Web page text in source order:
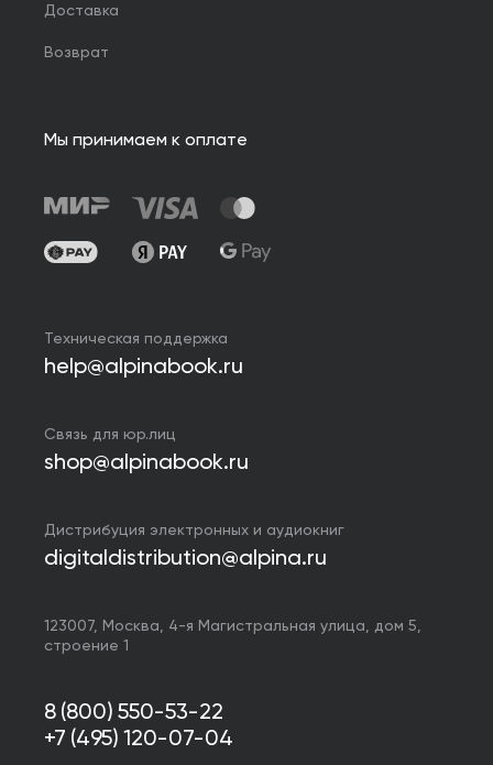
Доставка
Возврат
Мы принимаем к оплате
Техническая поддержка
help@alpinabook.ru
Связь для юр.лиц
shop@alpinabook.ru
Дистрибуция электронных и аудиокниг
digitaldistribution@alpina.ru
123007, Москва, 4-я Магистральная улица, дом 5,
строение 1
8 (800) 550-53-22
+7 (495) 120-07-04